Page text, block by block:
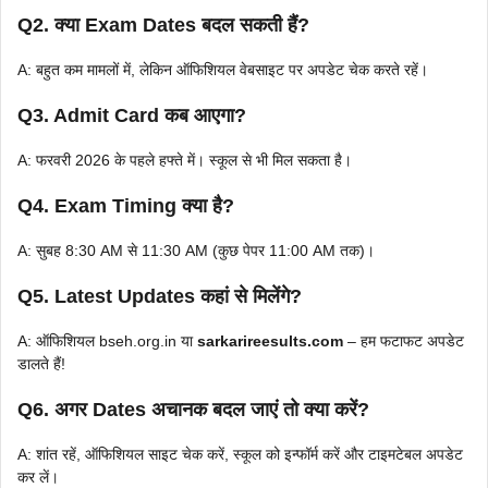
Q2. क्या Exam Dates बदल सकती हैं?
A: बहुत कम मामलों में, लेकिन ऑफिशियल वेबसाइट पर अपडेट चेक करते रहें।
Q3. Admit Card कब आएगा?
A: फरवरी 2026 के पहले हफ्ते में। स्कूल से भी मिल सकता है।
Q4. Exam Timing क्या है?
A: सुबह 8:30 AM से 11:30 AM (कुछ पेपर 11:00 AM तक)।
Q5. Latest Updates कहां से मिलेंगे?
A: ऑफिशियल bseh.org.in याsarkarireesults.com – हम फटाफट अपडेट
डालते हैं!
Q6. अगर Dates अचानक बदल जाएं तो क्या करें?
A: शांत रहें, ऑफिशियल साइट चेक करें, स्कूल को इन्फॉर्म करें और टाइमटेबल अपडेट
कर लें।